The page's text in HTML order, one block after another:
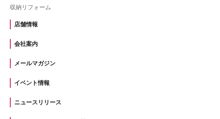
収納リフォーム
店舗情報
会社案内
メールマガジン
イベント情報
ニュースリリース